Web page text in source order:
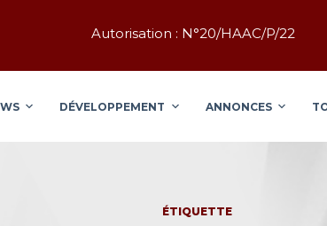
Autorisation : N°20/HAAC/P/22
DÉVELOPPEMENT ANNONCES
ÉTIQUETTE